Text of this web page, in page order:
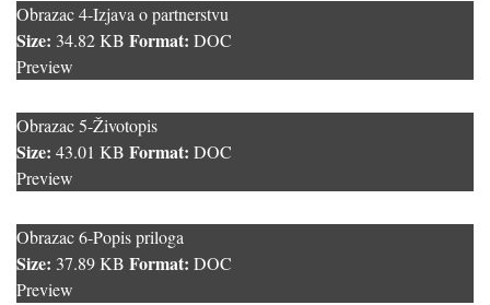
Obrazac 4-Izjava o partnerstvu
Size: 34.82 KB Format: DOC
Preview
Obrazac 5-Životopis
Size: 43.01 KB Format: DOC
Preview
Obrazac 6-Popis priloga
Size: 37.89 KB Format: DOC
Preview